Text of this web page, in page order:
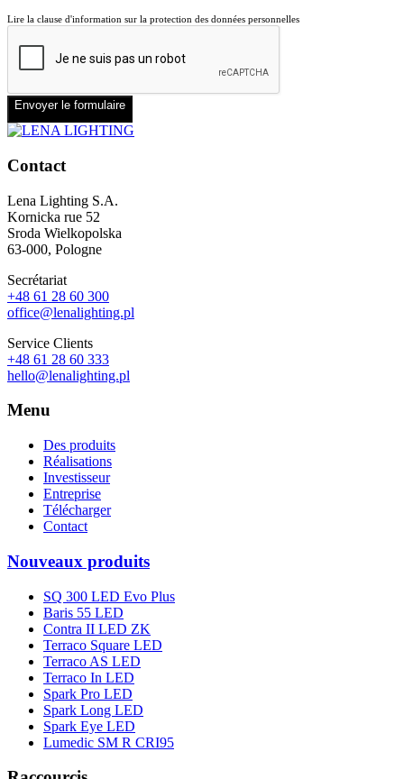
Lire la clause d'information sur la protection des données personnelles
Envoyer le formulaire
Contact
Lena Lighting S.A.
Kornicka rue 52
Sroda Wielkopolska
63-000, Pologne
Secrétariat
+48 61 28 60 300
office@lenalighting.pl
Service Clients
+48 61 28 60 333
hello@lenalighting.pl
Menu
Des produits
Réalisations
Investisseur
Entreprise
Télécharger
Contact
Nouveaux produits
SQ 300 LED Evo Plus
Baris 55 LED
Contra II LED ZK
Terraco Square LED
Terraco AS LED
Terraco In LED
Spark Pro LED
Spark Long LED
Spark Eye LED
Lumedic SM R CRI95